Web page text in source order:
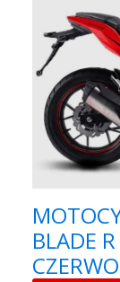
BLADE